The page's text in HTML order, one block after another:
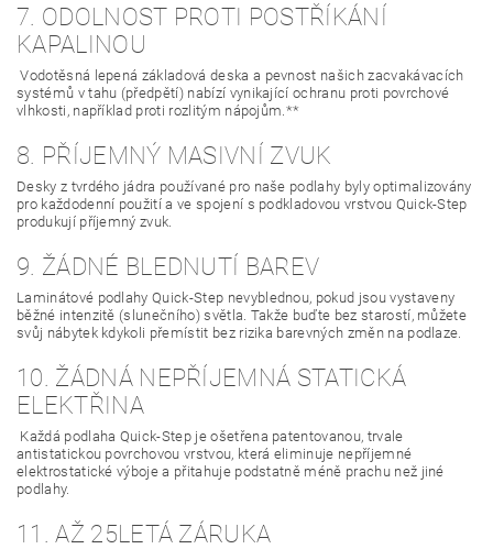
7. ODOLNOST PROTI POSTŘÍKÁNÍ
KAPALINOU
Vodotěsná lepená základová deska a pevnost našich zacvakávacích
systémů v tahu (předpětí) nabízí vynikající ochranu proti povrchové
vlhkosti, například proti rozlitým nápojům.**
8. PŘÍJEMNÝ MASIVNÍ ZVUK
Desky z tvrdého jádra používané pro naše podlahy byly optimalizovány
pro každodenní použití a ve spojení s podkladovou vrstvou Quick-Step
produkují příjemný zvuk.
9. ŽÁDNÉ BLEDNUTÍ BAREV
Laminátové podlahy Quick-Step nevyblednou, pokud jsou vystaveny
běžné intenzitě (slunečního) světla. Takže buďte bez starostí, můžete
svůj nábytek kdykoli přemístit bez rizika barevných změn na podlaze.
10. ŽÁDNÁ NEPŘÍJEMNÁ STATICKÁ
ELEKTŘINA
Každá podlaha Quick-Step je ošetřena patentovanou, trvale
antistatickou povrchovou vrstvou, která eliminuje nepříjemné
elektrostatické výboje a přitahuje podstatně méně prachu než jiné
podlahy.
11. AŽ 25LETÁ ZÁRUKA